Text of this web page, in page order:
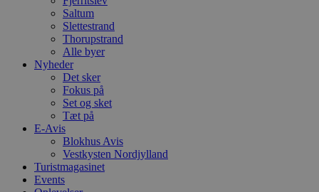
Saltum
Slettestrand
Thorupstrand
Alle byer
Nyheder
Det sker
Fokus på
Set og sket
Tæt på
E-Avis
Blokhus Avis
Vestkysten Nordjylland
Turistmagasinet
Events